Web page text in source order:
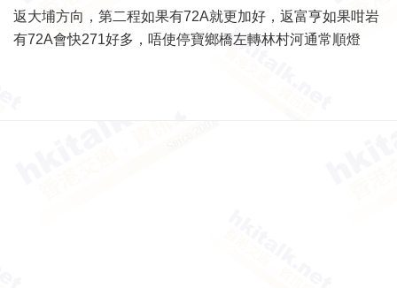
返大埔方向，第二程如果有72A就更加好，返富亨如果咁岩
有72A會快271好多，唔使停寶鄉橋左轉林村河通常順燈